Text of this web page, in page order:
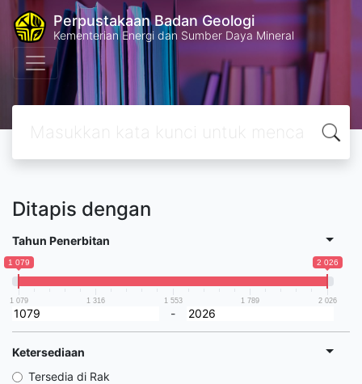
Perpustakaan Badan Geologi
Kementerian Energi dan Sumber Daya Mineral
Ditapis dengan
Tahun Penerbitan
1 079 2 026
1 079 1 316 1 553 1 789 2 026
-
Ketersediaan
Tersedia di Rak